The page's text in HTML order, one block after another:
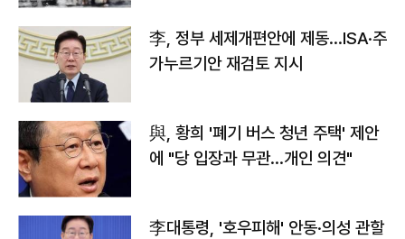
李, 정부 세제개편안에 제동…ISA·주
가누르기안 재검토 지시
與, 황희 '폐기 버스 청년 주택' 제안
에 "당 입장과 무관…개인 의견"
李대통령, '호우피해' 안동·의성 관할